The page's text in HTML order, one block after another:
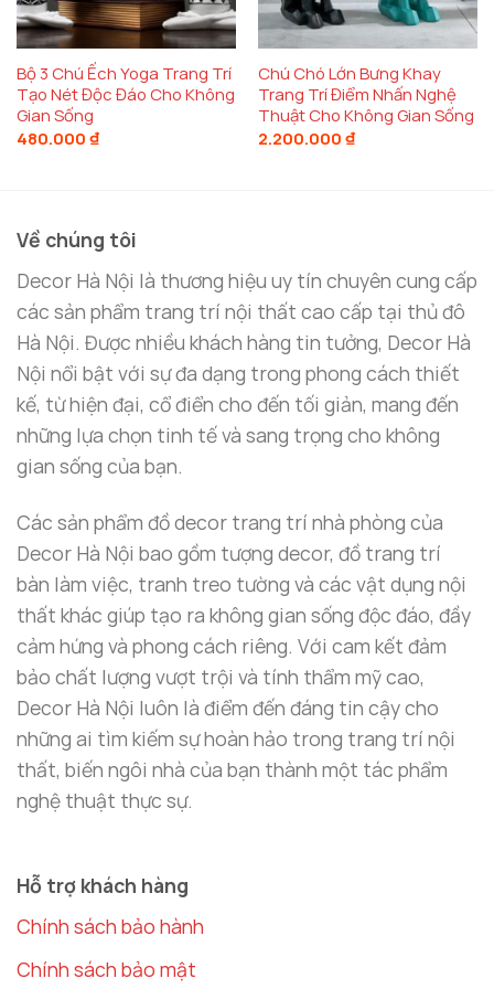
Kích Thước Phù Hợp Cho Mọi Không Gian
Mẫu chim pha lê đẹp mắt
có hai kích thước để bạn
lựa chọn,size nhỏ(14cm x 19cm) vàsize lớn(17cm
x 22cm). Các kích thước này giúp sản phẩm dễ
dàng phù hợp với nhiều không gian khác nhau trong
chim pha lêtrên
hay bất kỳ nơi nào trong phòng khách để tạo điểm
nhấn độc đáo và thu hút sự chú ý.
Mẫu chim pha lê trang trí phòng khách được nhiều
người ưa chuộng
Lợi Ích Khi Trang Trí Phòng Khách Với Mẫu
Chim Pha Lê Đẹp Mắt
Tạo Điểm Nhấn Sang Trọng Cho Phòng Khách
không thể thiếu trong không gian
Với chất liệu
đồngvà
mang lại vẻ đẹp sang trọng và hiện đại cho không
gian sống. Đặc biệt, với thiết kế hình chim bay lên,
Bộ 3 Chú Ếch Yoga Trang Trí
Tạo Nét Độc Đáo Cho Không
Gian Sống
480.000 ₫
Chú Chó Lớn Bưng Khay
Trang Trí Điểm Nhấn Nghệ
Thuật Cho Không Gian Sống
2.200.000 ₫
Về chúng tôi
Decor Hà Nội là thương hiệu uy tín chuyên cung cấp
các sản phẩm trang trí nội thất cao cấp tại thủ đô
Hà Nội. Được nhiều khách hàng tin tưởng, Decor Hà
Nội nổi bật với sự đa dạng trong phong cách thiết
kế, từ hiện đại, cổ điển cho đến tối giản, mang đến
những lựa chọn tinh tế và sang trọng cho không
gian sống của bạn.
Các sản phẩm đồ decor trang trí nhà phòng của
Decor Hà Nội bao gồm tượng decor, đồ trang trí
bàn làm việc, tranh treo tường và các vật dụng nội
thất khác giúp tạo ra không gian sống độc đáo, đầy
cảm hứng và phong cách riêng. Với cam kết đảm
bảo chất lượng vượt trội và tính thẩm mỹ cao,
Decor Hà Nội luôn là điểm đến đáng tin cậy cho
những ai tìm kiếm sự hoàn hảo trong trang trí nội
thất, biến ngôi nhà của bạn thành một tác phẩm
nghệ thuật thực sự.
Hỗ trợ khách hàng
Chính sách bảo hành
Chính sách bảo mật